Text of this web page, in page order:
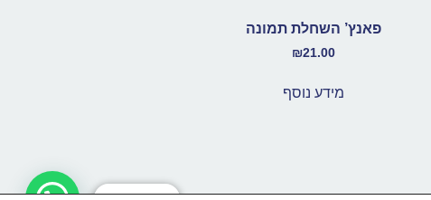
פאנץ’ השחלת תמונה
₪21.00
מידע נוסף